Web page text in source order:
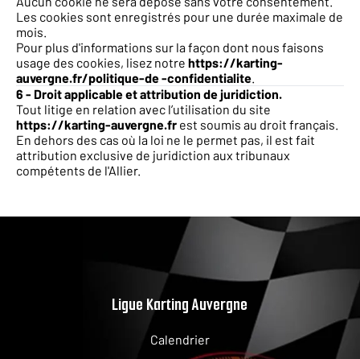
Les cookies sont enregistrés pour une durée maximale de
mois.
Pour plus d'informations sur la façon dont nous faisons
usage des cookies, lisez notre https://karting-
auvergne.fr/politique-de -confidentialite.
6 - Droit applicable et attribution de juridiction.
Tout litige en relation avec l’utilisation du site
https://karting-auvergne.fr est soumis au droit français.
En dehors des cas où la loi ne le permet pas, il est fait
attribution exclusive de juridiction aux tribunaux
compétents de l'Allier.
Ligue Karting Auvergne
Calendrier